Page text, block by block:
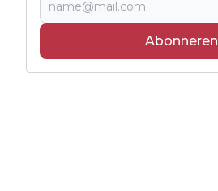
Abonneren